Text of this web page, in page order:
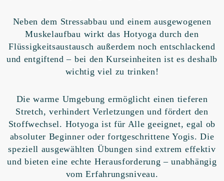
Neben dem Stressabbau und einem ausgewogenen
Muskelaufbau wirkt das Hotyoga durch den
Flüssigkeitsaustausch außerdem noch entschlackend
und entgiftend – bei den Kurseinheiten ist es deshalb
wichtig viel zu trinken!
Die warme Umgebung ermöglicht einen tieferen
Stretch, verhindert Verletzungen und fördert den
Stoffwechsel. Hotyoga ist für Alle geeignet, egal ob
absoluter Beginner oder fortgeschrittene Yogis. Die
speziell ausgewählten Übungen sind extrem effektiv
und bieten eine echte Herausforderung – unabhängig
vom Erfahrungsniveau.